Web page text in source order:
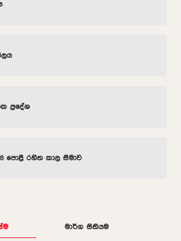
ප්‍රදේශ
පොළී රහිත කාල සීමාව
මාර්ග සිතියම